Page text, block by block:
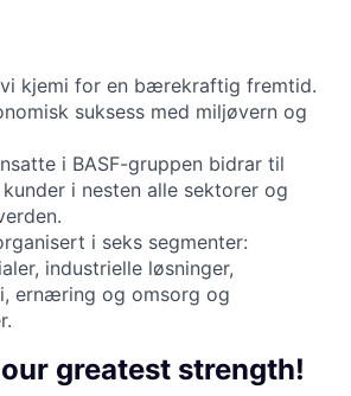
vi kjemi for en bærekraftig fremtid.
suksess med miljøvern og
i BASF-gruppen bidrar til
i nesten alle sektorer og
i seks segmenter:
industrielle løsninger,
ernæring og omsorg og
greatest strength!